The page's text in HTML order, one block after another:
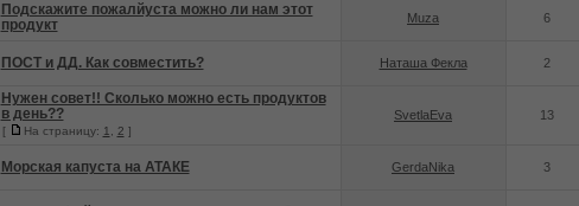
Подскажите пожалйуста можно ли нам этот
продукт
Muza 6
ПОСТ и ДД. Как совместить? Наташа Фекла 2
Нужен совет!! Сколько можно есть продуктов
в день??
[ На страницу: 1 2 ]
SvetlaEva 13
Морская капуста на АТАКЕ GerdaNika 3